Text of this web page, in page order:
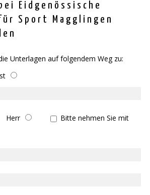
Eidgenössische
Sport Magglingen
Unterlagen auf folgendem Weg zu:
Herr
Bitte nehmen Sie mit